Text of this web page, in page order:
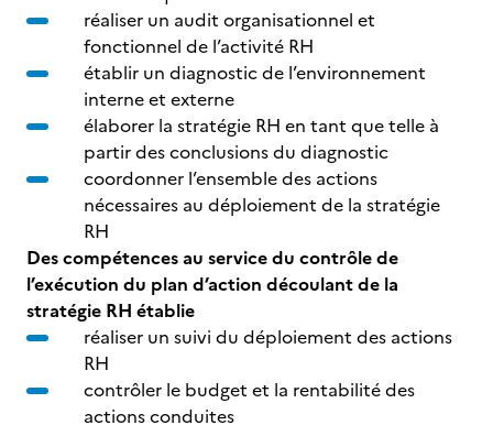
réaliser un audit organisationnel et
fonctionnel de l’activité RH
établir un diagnostic de l’environnement
interne et externe
élaborer la stratégie RH en tant que telle à
partir des conclusions du diagnostic
coordonner l’ensemble des actions
nécessaires au déploiement de la stratégie
RH
Des compétences au service du contrôle de
l’exécution du plan d’action découlant de la
stratégie RH établie
réaliser un suivi du déploiement des actions
RH
contrôler le budget et la rentabilité des
actions conduites